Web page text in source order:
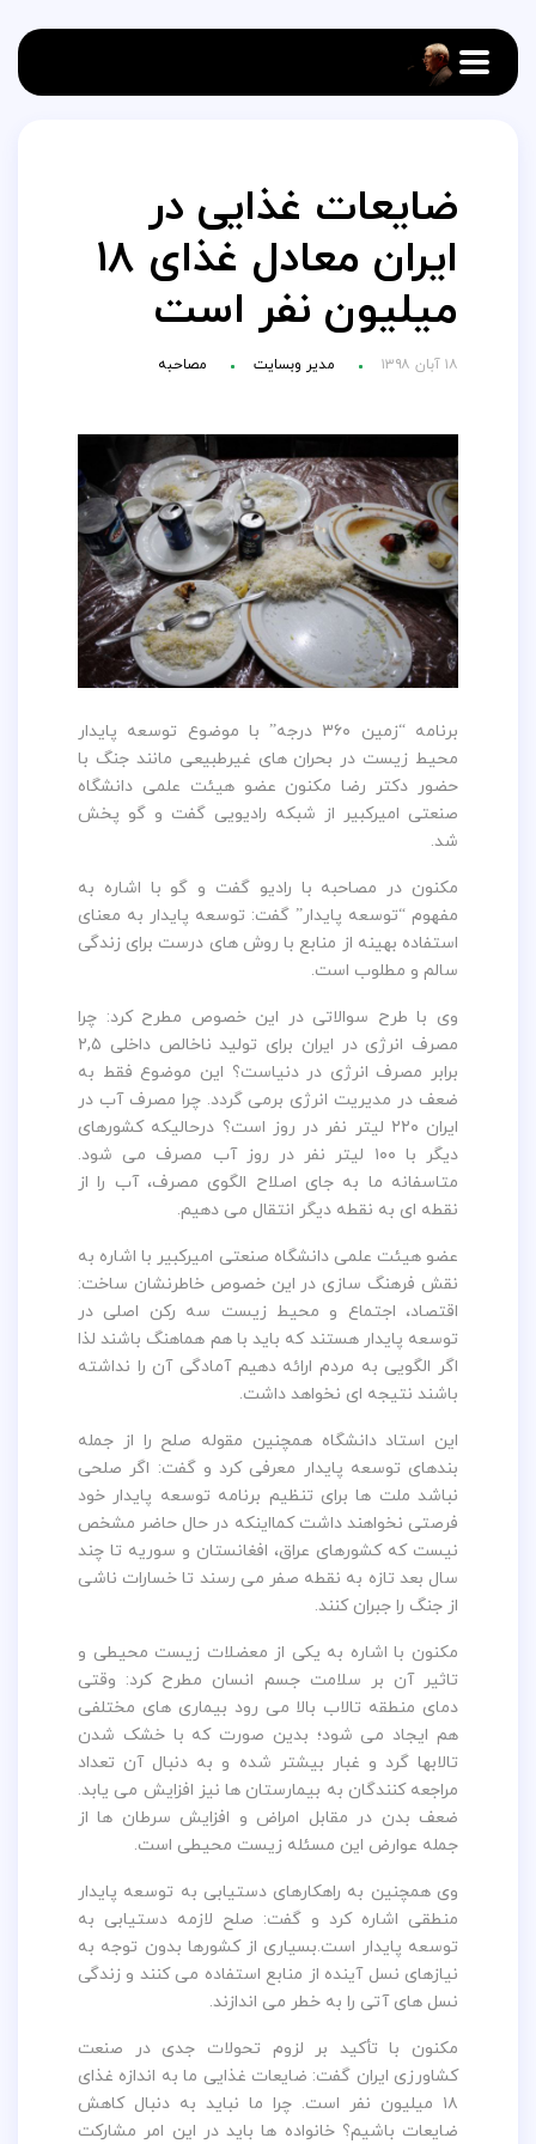
ضایعات غذایی در
ایران معادل غذای ۱۸
میلیون نفر است
۱۸ آبان ۱۳۹۸ مدیر وبسایت مصاحبه
برنامه “زمین ۳۶۰ درجه” با موضوع توسعه پایدار
محیط زیست در بحران های غیرطبیعی مانند جنگ با
حضور دکتر رضا مکنون عضو هیئت علمی دانشگاه
صنعتی امیرکبیر از شبکه رادیویی گفت و گو پخش
شد.
مکنون در مصاحبه با رادیو گفت و گو با اشاره به
مفهوم “توسعه پایدار” گفت: توسعه پایدار به معنای
استفاده بهینه از منابع با روش های درست برای زندگی
سالم و مطلوب است.
وی با طرح سوالاتی در این خصوص مطرح کرد: چرا
مصرف انرژی در ایران برای تولید ناخالص داخلی ۲,۵
برابر مصرف انرژی در دنیاست؟ این موضوع فقط به
ضعف در مدیریت انرژی برمی گردد. چرا مصرف آب در
ایران ۲۲۰ لیتر نفر در روز است؟ درحالیکه کشورهای
دیگر با ۱۰۰ لیتر نفر در روز آب مصرف می شود.
متاسفانه ما به جای اصلاح الگوی مصرف، آب را از
نقطه ای به نقطه دیگر انتقال می دهیم.
عضو هیئت علمی دانشگاه صنعتی امیرکبیر با اشاره به
نقش فرهنگ سازی در این خصوص خاطرنشان ساخت:
اقتصاد، اجتماع و محیط زیست سه رکن اصلی در
توسعه پایدار هستند که باید با هم هماهنگ باشند لذا
اگر الگویی به مردم ارائه دهیم آمادگی آن را نداشته
باشند نتیجه ای نخواهد داشت.
این استاد دانشگاه همچنین مقوله صلح را از جمله
بندهای توسعه پایدار معرفی کرد و گفت: اگر صلحی
نباشد ملت ها برای تنظیم برنامه توسعه پایدار خود
فرصتی نخواهند داشت کمااینکه در حال حاضر مشخص
نیست که کشورهای عراق، افغانستان و سوریه تا چند
سال بعد تازه به نقطه صفر می رسند تا خسارات ناشی
از جنگ را جبران کنند.
مکنون با اشاره به یکی از معضلات زیست محیطی و
تاثیر آن بر سلامت جسم انسان مطرح کرد: وقتی
دمای منطقه تالاب بالا می رود بیماری های مختلفی
هم ایجاد می شود؛ بدین صورت که با خشک شدن
تالابها گرد و غبار بیشتر شده و به دنبال آن تعداد
مراجعه کنندگان به بیمارستان ها نیز افزایش می یابد.
ضعف بدن در مقابل امراض و افزایش سرطان ها از
جمله عوارض این مسئله زیست محیطی است.
وی همچنین به راهکارهای دستیابی به توسعه پایدار
منطقی اشاره کرد و گفت: صلح لازمه دستیابی به
توسعه پایدار است.بسیاری از کشورها بدون توجه به
نیازهای نسل آینده از منابع استفاده می کنند و زندگی
نسل های آتی را به خطر می اندازند.
مکنون با تأکید بر لزوم تحولات جدی در صنعت
کشاورزی ایران گفت: ضایعات غذایی ما به اندازه غذای
۱۸ میلیون نفر است. چرا ما نباید به دنبال کاهش
ضایعات باشیم؟ خانواده ها باید در این امر مشارکت